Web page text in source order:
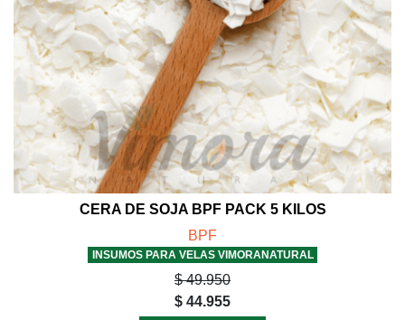
CERA DE SOJA BPF PACK 5 KILOS
BPF
INSUMOS PARA VELAS VIMORANATURAL
$ 49.950
$ 44.955